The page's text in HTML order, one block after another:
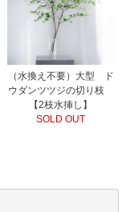
（水換え不要）大型 ド
ウダンツツジの切り枝
【2枝水挿し】
SOLD OUT